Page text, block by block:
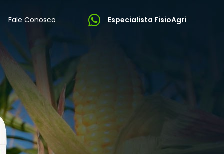
Fale Conosco Especialista FisioAgri